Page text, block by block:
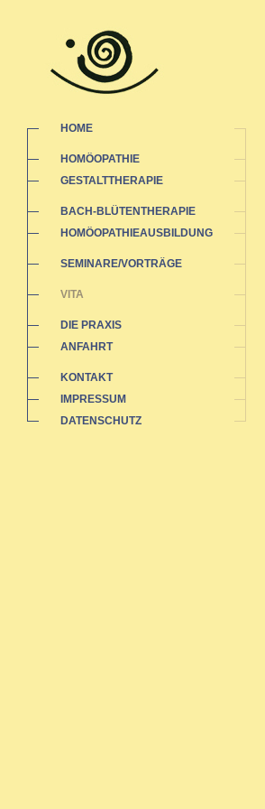
HOME
HOMÖOPATHIE
GESTALTTHERAPIE
BACH-BLÜTENTHERAPIE
HOMÖOPATHIEAUSBILDUNG
SEMINARE/VORTRÄGE
VITA
DIE PRAXIS
ANFAHRT
KONTAKT
IMPRESSUM
DATENSCHUTZ